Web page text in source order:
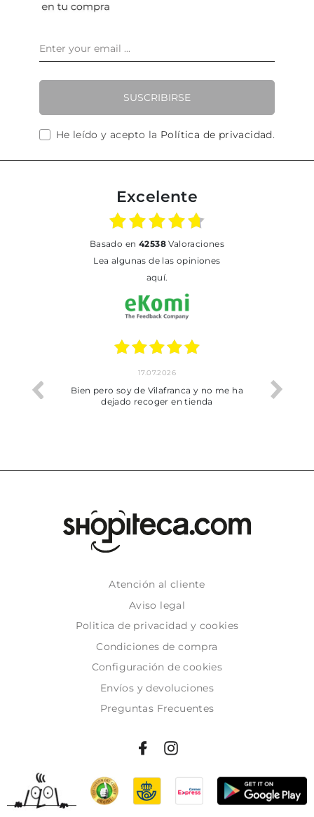
SUSCRIBIRSE
He leído y acepto la Política de privacidad.
Excelente
basado en 42538Valoraciones
Lea algunas de las opiniones
aquí.
trobat
17.07.2026
Bien pero soy de Vilafranca y no me ha
dejado recoger en tienda
Atención al cliente
Aviso legal
Politica de privacidad y cookies
Condiciones de compra
Configuración de cookies
Envíos y devoluciones
Preguntas Frecuentes